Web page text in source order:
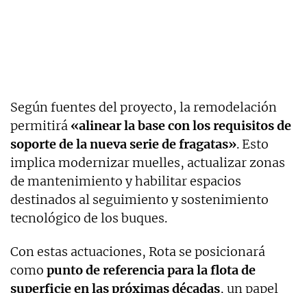
Según fuentes del proyecto, la remodelación
permitirá «alinear la base con los requisitos de
soporte de la nueva serie de fragatas». Esto
implica modernizar muelles, actualizar zonas
de mantenimiento y habilitar espacios
destinados al seguimiento y sostenimiento
tecnológico de los buques.
Con estas actuaciones, Rota se posicionará
como punto de referencia para la flota de
superficie en las próximas décadas, un papel